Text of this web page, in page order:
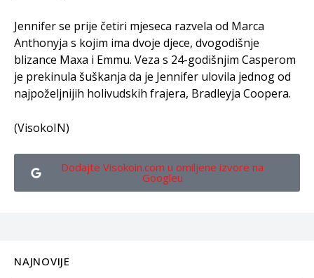
Jennifer se prije četiri mjeseca razvela od Marca
Anthonyja s kojim ima dvoje djece, dvogodišnje
blizance Maxa i Emmu. Veza s 24-godišnjim Casperom
je prekinula šuškanja da je Jennifer ulovila jednog od
najpoželjnijih holivudskih frajera, Bradleyja Coopera.
(VisokoIN)
Dodajte Visokoin.com u omiljene izvore na
Googleu
NAJNOVIJE